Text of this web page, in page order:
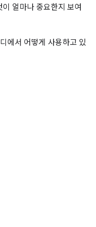
얼마나 중요한지 보여
에서 어떻게 사용하고 있